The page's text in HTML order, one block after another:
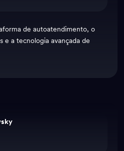
de autoatendimento, o
e a tecnologia avançada de